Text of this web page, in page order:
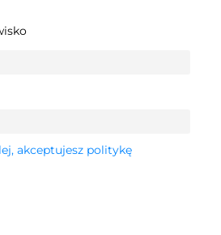
akceptujesz politykę